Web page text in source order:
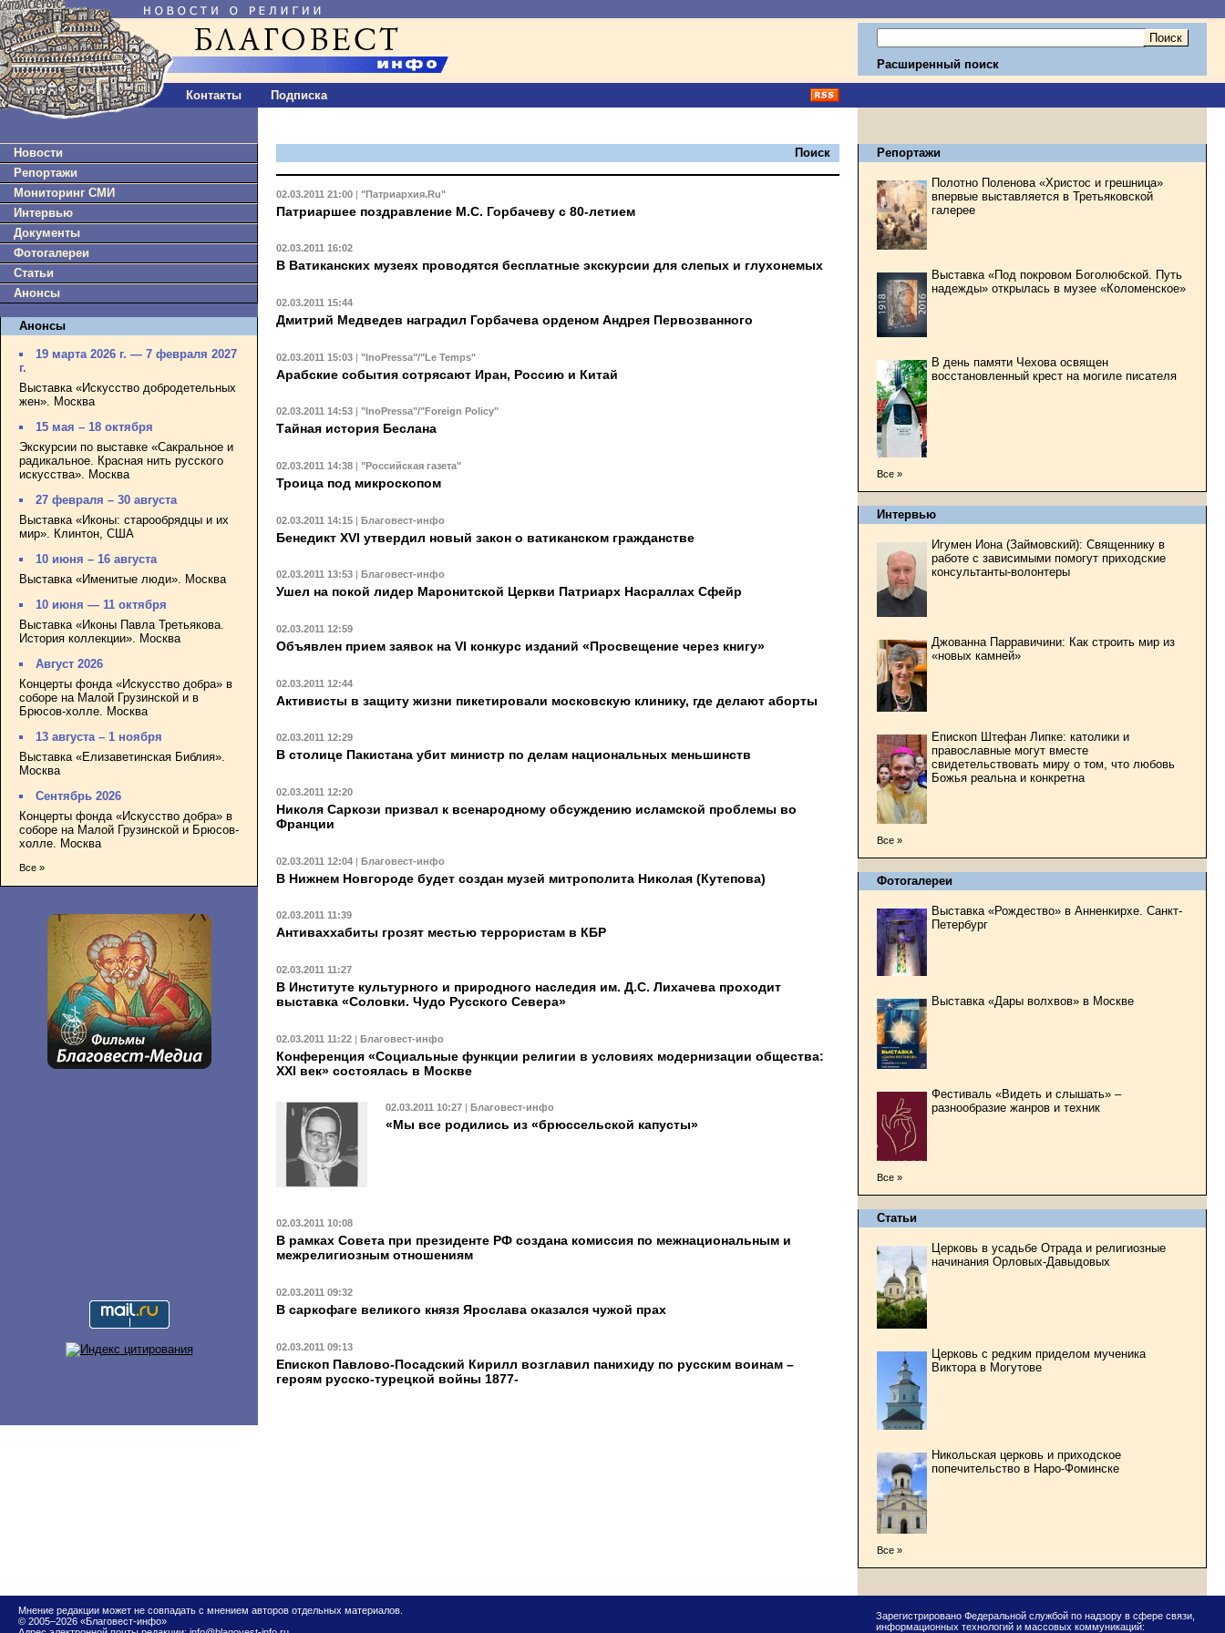
Контакты Подписка
Расширенный поиск
Новости
Репортажи
Мониторинг СМИ
Интервью
Документы
Фотогалереи
Статьи
Анонсы
Анонсы
19 марта 2026 г. — 7 февраля 2027
г.
Выставка «Искусство добродетельных
жен». Москва
15 мая – 18 октября
Экскурсии по выставке «Сакральное и
радикальное. Красная нить русского
искусства». Москва
27 февраля – 30 августа
Выставка «Иконы: старообрядцы и их
мир». Клинтон, США
10 июня – 16 августа
Выставка «Именитые люди». Москва
10 июня — 11 октября
Выставка «Иконы Павла Третьякова.
История коллекции». Москва
Август 2026
Концерты фонда «Искусство добра» в
соборе на Малой Грузинской и в
Брюсов-холле. Москва
13 августа – 1 ноября
Выставка «Елизаветинская Библия».
Москва
Сентябрь 2026
Концерты фонда «Искусство добра» в
соборе на Малой Грузинской и Брюсов-
холле. Москва
Все »
Поиск
02.03.2011 21:00 | "Патриархия.Ru"
Патриаршее поздравление М.С. Горбачеву с 80-летием
02.03.2011 16:02
В Ватиканских музеях проводятся бесплатные экскурсии для слепых и глухонемых
02.03.2011 15:44
Дмитрий Медведев наградил Горбачева орденом Андрея Первозванного
02.03.2011 15:03 | "InoPressa"/"Le Temps"
Арабские события сотрясают Иран, Россию и Китай
02.03.2011 14:53 "InoPressa"/"Foreign Policy"
Тайная история Беслана
02.03.2011 14:38 | "Российская газета"
Троица под микроскопом
02.03.2011 14:15 | Благовест-инфо
Бенедикт XVI утвердил новый закон о ватиканском гражданстве
02.03.2011 13:53 Благовест-инфо
Ушел на покой лидер Маронитской Церкви Патриарх Насраллах Сфейр
02.03.2011 12:59
Объявлен прием заявок на VI конкурс изданий «Просвещение через книгу»
02.03.2011 12:44
Активисты в защиту жизни пикетировали московскую клинику, где делают аборты
02.03.2011 12:29
В столице Пакистана убит министр по делам национальных меньшинств
02.03.2011 12:20
Николя Саркози призвал к всенародному обсуждению исламской проблемы во
Франции
02.03.2011 12:04 | Благовест-инфо
В Нижнем Новгороде будет создан музей митрополита Николая (Кутепова)
02.03.2011 11:39
Антиваххабиты грозят местью террористам в КБР
02.03.2011 11:27
В Институте культурного и природного наследия им. Д.С. Лихачева проходит
выставка «Соловки. Чудо Русского Севера»
02.03.2011 11:22 | Благовест-инфо
Конференция «Социальные функции религии в условиях модернизации общества:
XXI век» состоялась в Москве
02.03.2011 10:27 | Благовест-инфо
«Мы все родились из «брюссельской капусты»
02.03.2011 10:08
В рамках Совета при президенте РФ создана комиссия по межнациональным и
межрелигиозным отношениям
02.03.2011 09:32
В саркофаге великого князя Ярослава оказался чужой прах
02.03.2011 09:13
Епископ Павлово-Посадский Кирилл возглавил панихиду по русским воинам –
героям русско-турецкой войны 1877-
Репортажи
Полотно Поленова «Христос и грешница»
впервые выставляется в Третьяковской
галерее
Выставка «Под покровом Боголюбской. Путь
надежды» открылась в музее «Коломенское»
В день памяти Чехова освящен
восстановленный крест на могиле писателя
Все »
Интервью
Игумен Иона (Займовский): Священнику в
работе с зависимыми помогут приходские
консультанты-волонтеры
Джованна Парравичини: Как строить мир из
«новых камней»
Епископ Штефан Липке: католики и
православные могут вместе
свидетельствовать миру о том, что любовь
Божья реальна и конкретна
Все »
Фотогалереи
Выставка «Рождество» в Анненкирхе. Санкт-
Петербург
Выставка «Дары волхвов» в Москве
Фестиваль «Видеть и слышать» –
разнообразие жанров и техник
Все »
Статьи
Церковь в усадьбе Отрада и религиозные
начинания Орловых-Давыдовых
Церковь с редким приделом мученика
Виктора в Могутове
Никольская церковь и приходское
попечительство в Наро-Фоминске
Все »
Мнение редакции может не совпадать с мнением авторов отдельных материалов.
© 2005–2026 «Благовест-инфо»
Зарегистрировано Федеральной службой по надзору в сфере связи,
информационных технологий и массовых коммуникаций: